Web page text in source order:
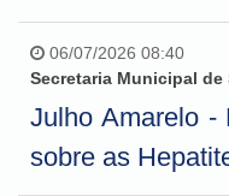
06/07/2026 08:40
Secretaria Municipal de
Julho Amarelo -
sobre as